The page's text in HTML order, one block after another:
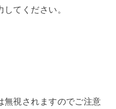
てください。
無視されますのでご注意